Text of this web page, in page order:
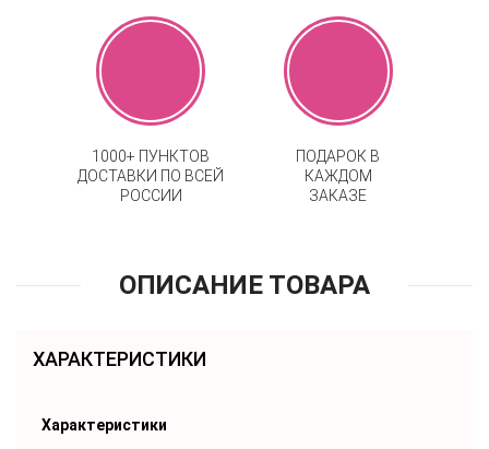
1000+ ПУНКТОВ
ДОСТАВКИ ПО ВСЕЙ
РОССИИ
ПОДАРОК В
КАЖДОМ
ЗАКАЗЕ
ОПИСАНИЕ ТОВАРА
ХАРАКТЕРИСТИКИ
Характеристики